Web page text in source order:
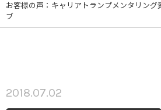
お客様の声：キャリアトランプメンタリン
ブ
2018.07.02